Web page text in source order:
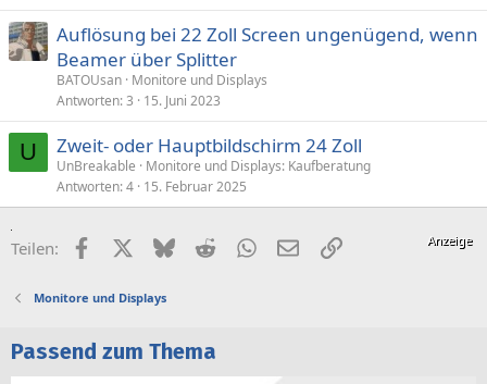
Auflösung bei 22 Zoll Screen ungenügend, wenn
Beamer über Splitter
BATOUsan Monitore und Displays
Antworten 3 15. Juni 2023
U Zweit- oder Hauptbildschirm 24 Zoll
UnBreakable
Monitore und Displays: Kaufberatung
Antworten 4 15. Februar 2025
Teilen: FacebookX (Twitter)
BlueskyRedditWhatsApp
E-MailLink
Monitore und Displays
Passend zum Thema